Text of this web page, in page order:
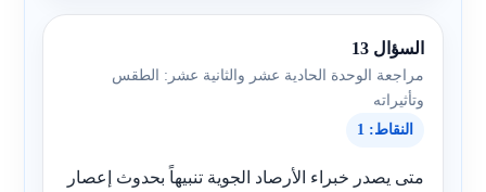
السؤال 13
مراجعة الوحدة الحادية عشر والثانية عشر: الطقس
وتأثيراته
النقاط: 1
متى يصدر خبراء الأرصاد الجوية تنبيهاً بحدوث إعصار